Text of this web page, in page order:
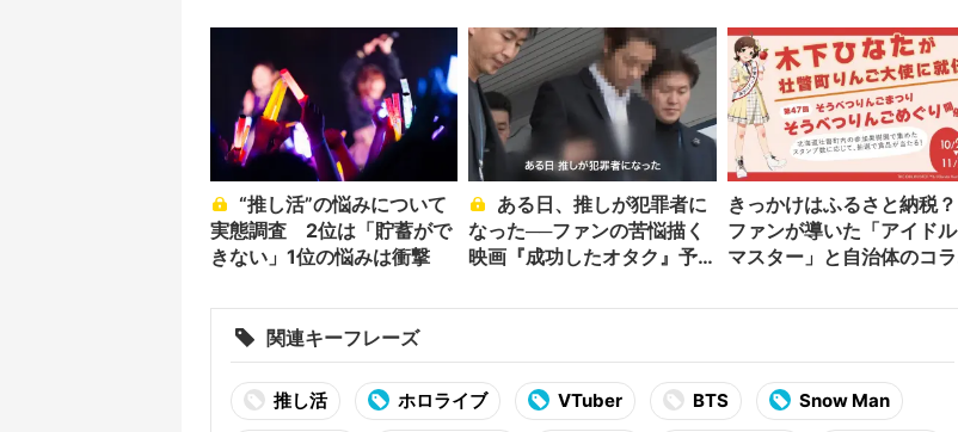
実態調査 2位は「貯蓄がで
きない」1位の悩みは衝撃
なった──ファンの苦悩描く
映画『成功したオタク』予
きっかけはふるさと納税？
ファンが導いた「アイドル
マスター」と自治体のコラ
関連キーフレーズ
推し活 ホロライブ VTuber BTS Snow Man